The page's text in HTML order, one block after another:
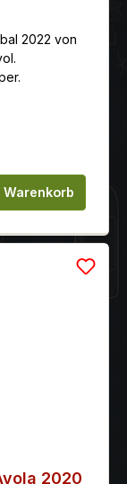
2022 von
Warenkorb
2020